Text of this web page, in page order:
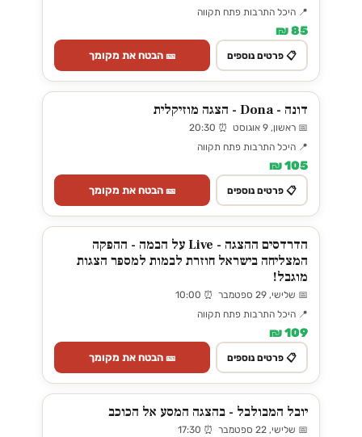
📍 היכל התרבות פתח תקווה
85 ₪
📋 פרטים נוספים 🎫 הבטח את מקומך
דונה - Dona - הצגה מוזיקלית
📅 ראשון, 9 אוגוסט ⏰ 20:30
📍 היכל התרבות פתח תקווה
105 ₪
📋 פרטים נוספים 🎫 הבטח את מקומך
הדרדסים ההצגה - Live על הבמה - ההפקה
המצליחה בישראל חוזרת לבמות למספר הצגות
מוגבל!
📅 שלישי, 29 ספטמבר ⏰ 10:00
📍 היכל התרבות פתח תקווה
109 ₪
📋 פרטים נוספים 🎫 הבטח את מקומך
יובל המבולבל - בהצגה המסע אל הכוכב
📅 שלישי, 22 ספטמבר ⏰ 17:30